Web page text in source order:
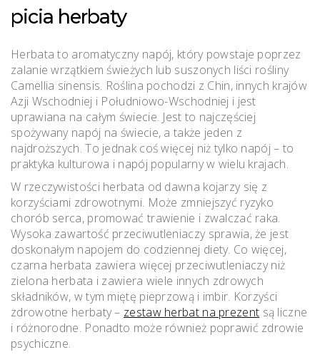
picia herbaty
Herbata to aromatyczny napój, który powstaje poprzez
zalanie wrzątkiem świeżych lub suszonych liści rośliny
Camellia sinensis. Roślina pochodzi z Chin, innych krajów
Azji Wschodniej i Południowo-Wschodniej i jest
uprawiana na całym świecie. Jest to najczęściej
spożywany napój na świecie, a także jeden z
najdroższych. To jednak coś więcej niż tylko napój – to
praktyka kulturowa i napój popularny w wielu krajach.
W rzeczywistości herbata od dawna kojarzy się z
korzyściami zdrowotnymi. Może zmniejszyć ryzyko
chorób serca, promować trawienie i zwalczać raka.
Wysoka zawartość przeciwutleniaczy sprawia, że ​​jest
doskonałym napojem do codziennej diety. Co więcej,
czarna herbata zawiera więcej przeciwutleniaczy niż
zielona herbata i zawiera wiele innych zdrowych
składników, w tym miętę pieprzową i imbir. Korzyści
zdrowotne herbaty – zestaw herbat na prezent są liczne
i różnorodne. Ponadto może również poprawić zdrowie
psychiczne.